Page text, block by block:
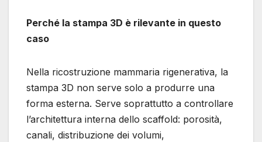
Perché la stampa 3D è rilevante in questo
caso
Nella ricostruzione mammaria rigenerativa, la
stampa 3D non serve solo a produrre una
forma esterna. Serve soprattutto a controllare
l’architettura interna dello scaffold: porosità,
canali, distribuzione dei volumi,